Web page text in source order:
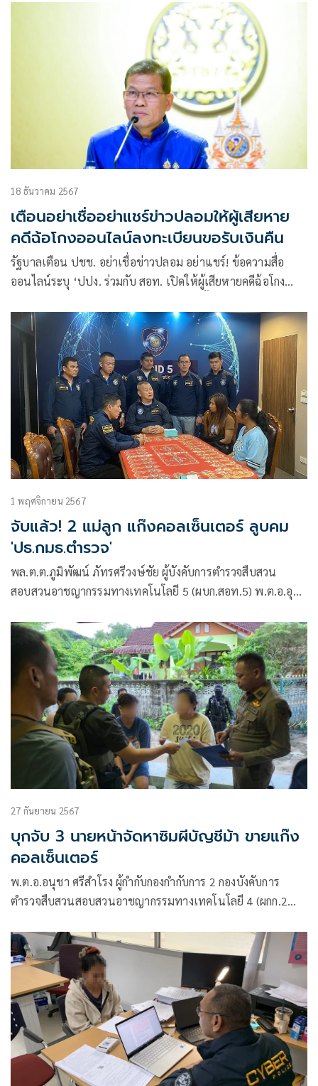
ผบก.สอท.3 พร้อมเจ้าหน้าที่ที่เกี่ยวข้อง ร่วมแถลงข่าว
18 ธันวาคม 2567
เตือนอย่าเชื่ออย่าแชร์ข่าวปลอมให้ผู้เสียหาย
คดีฉ้อโกงออนไลน์ลงทะเบียนขอรับเงินคืน
รัฐบาลเตือน ปชช. อย่าเชื่อข่าวปลอม อย่าแชร์! ข้อความสื่อ
ออนไลน์ระบุ ‘ปปง. ร่วมกับ สอท. เปิดให้ผู้เสียหายคดีฉ้อโกง
Maintain security online’
1 พฤศจิกายน 2567
จับแล้ว! 2 แม่ลูก แก๊งคอลเซ็นเตอร์ ลูบคม
'ปธ.กมธ.ตำรวจ'
พล.ต.ต.ภูมิพัฒน์ ภัทรศรีวงษ์ชัย ผู้บังคับการตำรวจสืบสวน
สอบสวนอาชญากรรมทางเทคโนโลยี 5 (ผบก.สอท.5) พ.ต.อ.อุ
27 กันยายน 2567
บุกจับ 3 นายหน้าจัดหาซิมผีบัญชีม้า ขายแก๊ง
คอลเซ็นเตอร์
พ.ต.อ.อนุชา ศรีสำโรง ผู้กำกับกองกำกับการ 2 กองบังคับการ
ตำรวจสืบสวนสอบสวนอาชญากรรมทางเทคโนโลยี 4 (ผกก.2
ธนกร